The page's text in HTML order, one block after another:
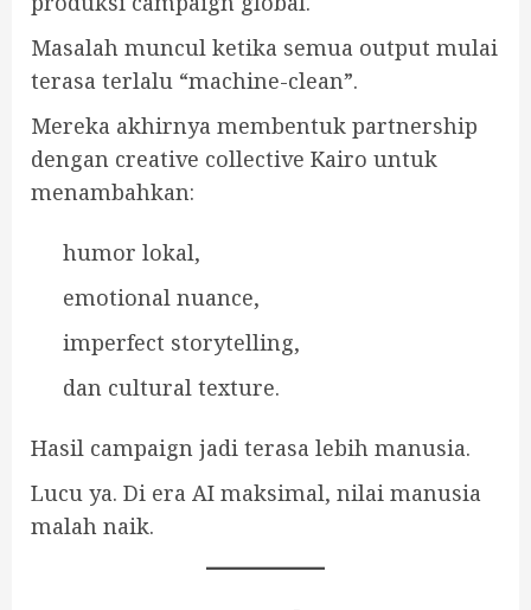
Masalah muncul ketika semua output mulai
terasa terlalu “machine-clean”.
Mereka akhirnya membentuk partnership
dengan creative collective Kairo untuk
menambahkan:
humor lokal,
emotional nuance,
imperfect storytelling,
dan cultural texture.
Hasil campaign jadi terasa lebih manusia.
Lucu ya. Di era AI maksimal, nilai manusia
malah naik.